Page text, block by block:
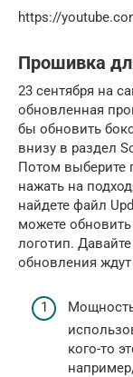
https://
Прошивка
23 сентября на
обновленная
бы обновить
внизу в раздел
Потом
нажать на
найдете файл
можете
логотип.
обновления
кого-то